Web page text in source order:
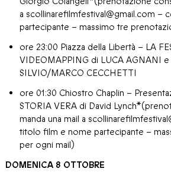
a scollinarefilmfestival@gmail.com –
partecipante – massimo tre
ore 23:00 Piazza della Libertà – LA
VIDEOMAPPING di LUCA AGNANI e
SILVIO/MARCO CECCHETTI
ore 01:30 Chiostro Chaplin –
STORIA VERA di David
manda una mail a
titolo film e nome partecipante –
per ogni mail)
DOMENICA 8 OTTOBRE